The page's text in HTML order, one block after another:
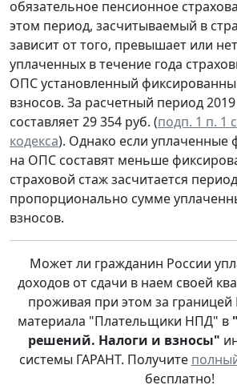
обязательное пенсионное
этом период, засчитываемый в
зависит от того, превышает или
уплаченных в течение года
ОПС установленный
взносов. За расчетный период
составляет 29 354 руб. (подп. 1 п. 1
кодекса). Однако если уплаченные
на ОПС составят меньше
страховой стаж засчитается
пропорционально сумме
взносов.
Может ли гражданин России
доходов от сдачи в наем своей
проживая при этом за границей
материала "Плательщики НПД" в
решений. Налоги и взносы"
системы ГАРАНТ. Получите
бесплатно!